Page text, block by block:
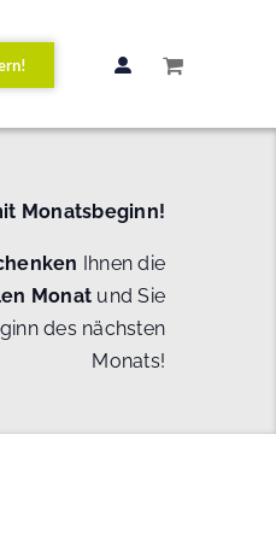
Monatsbeginn!
Ihnen die
Monat und Sie
des nächsten
Monats!